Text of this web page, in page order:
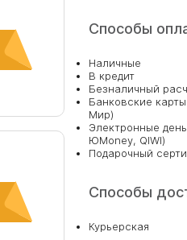
Способы
Наличные
В кредит
Безналичный
Банковские
Мир)
Электронные
ЮMoney, QIWI)
Подарочный
Способы
Курьерская